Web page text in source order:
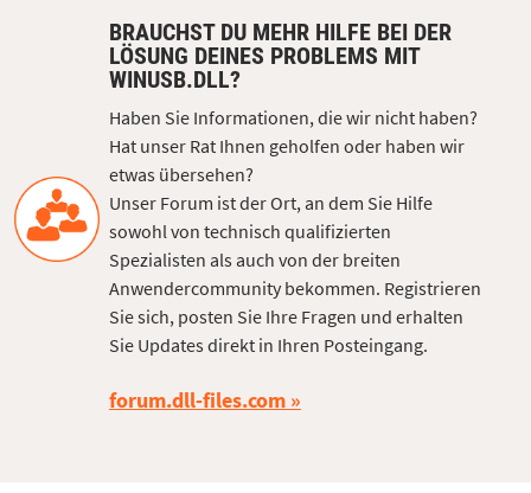
BRAUCHST DU MEHR HILFE BEI DER
LÖSUNG DEINES PROBLEMS MIT
WINUSB.DLL?
Haben Sie Informationen, die wir nicht haben?
Hat unser Rat Ihnen geholfen oder haben wir
etwas übersehen?
Unser Forum ist der Ort, an dem Sie Hilfe
sowohl von technisch qualifizierten
Spezialisten als auch von der breiten
Anwendercommunity bekommen. Registrieren
Sie sich, posten Sie Ihre Fragen und erhalten
Sie Updates direkt in Ihren Posteingang.
forum.dll-files.com